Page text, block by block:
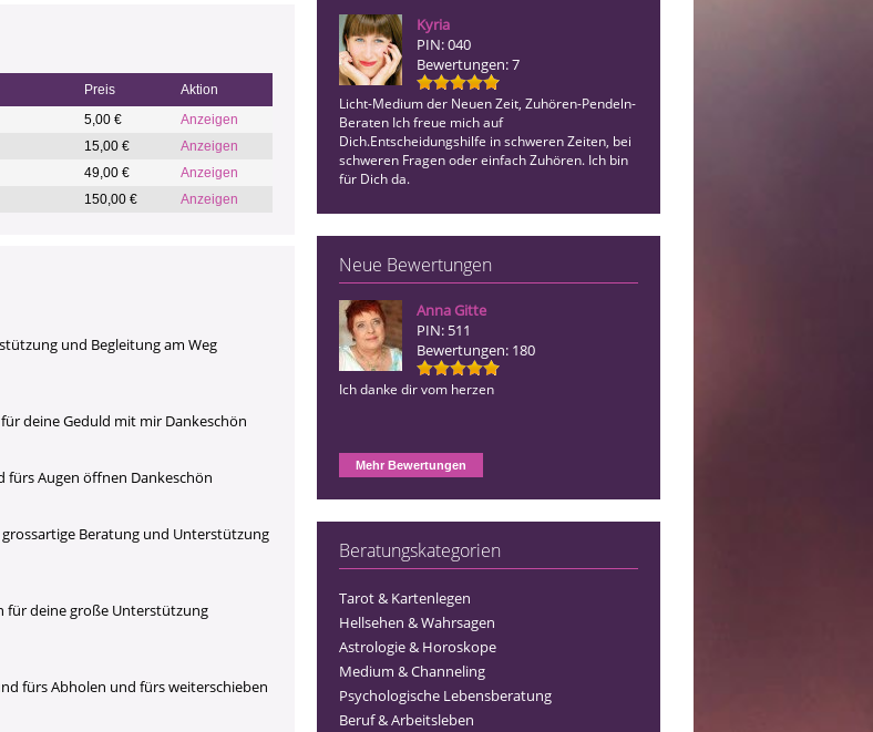
Kyria
PIN: 040
Bewertungen: 7
Licht-Medium der Neuen Zeit, Zuhören-Pendeln-
Beraten Ich freue mich auf
Dich.Entscheidungshilfe in schweren Zeiten, bei
schweren Fragen oder einfach Zuhören. Ich bin
für Dich da.
Neue Bewertungen
Anna Gitte
PIN: 511
Bewertungen: 180
Ich danke dir vom herzen
Mehr Bewertungen
Beratungskategorien
Tarot & Kartenlegen
Hellsehen & Wahrsagen
Astrologie & Horoskope
Medium & Channeling
Psychologische Lebensberatung
Beruf & Arbeitsleben
Preis
Aktion
5,00 €
Anzeigen
15,00 €
Anzeigen
49,00 €
Anzeigen
150,00 € Anzeigen
und Begleitung am Weg
deine Geduld mit mir Dankeschön
fürs Augen öffnen Dankeschön
Beratung und Unterstützung
für deine große Unterstützung
fürs Abholen und fürs weiterschieben